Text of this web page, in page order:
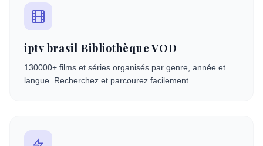
iptv brasil Bibliothèque VOD
130000+ films et séries organisés par genre, année et
langue. Recherchez et parcourez facilement.